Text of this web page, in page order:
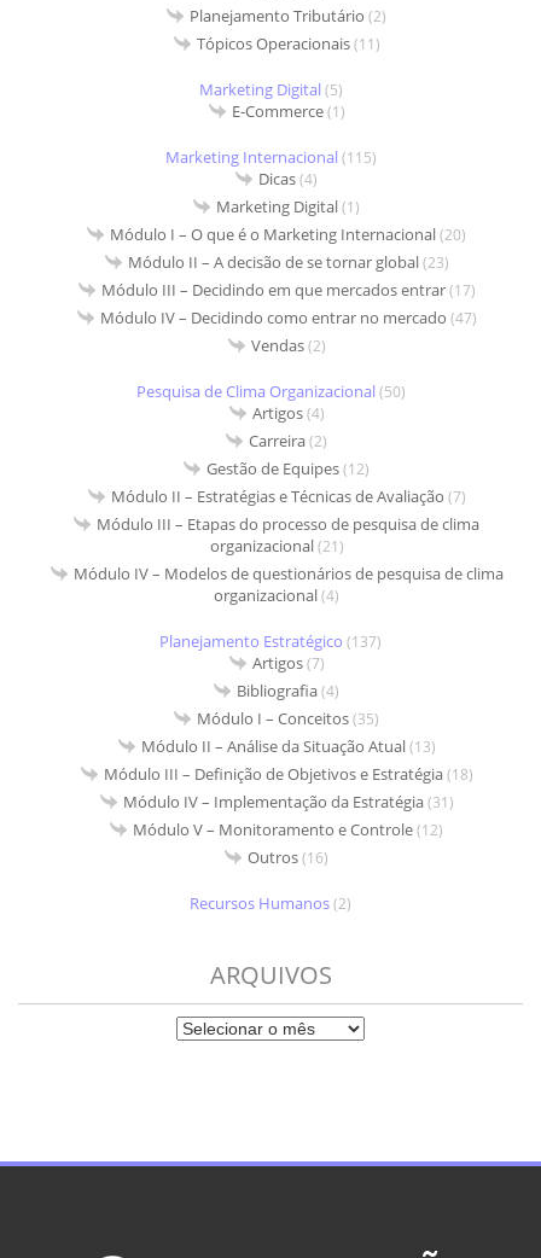
Planejamento Tributário (2)
Tópicos Operacionais(11)
Marketing Digital (5)
E-Commerce(1)
Marketing Internacional (115)
Dicas(4)
Marketing Digital(1)
Módulo I – O que é o Marketing Internacional(20)
Módulo II – A decisão de se tornar global(23)
Módulo III – Decidindo em que mercados entrar(17)
Módulo IV – Decidindo como entrar no mercado (47)
Vendas(2)
Pesquisa de Clima Organizacional (50)
Artigos(4)
Carreira(2)
Gestão de Equipes(12)
Módulo II – Estratégias e Técnicas de Avaliação (7)
Módulo III – Etapas do processo de pesquisa de clima
organizacional(21)
Módulo IV – Modelos de questionários de pesquisa de clima
organizacional(4)
Planejamento Estratégico (137)
Artigos(7)
Bibliografia(4)
Módulo I – Conceitos(35)
Módulo II – Análise da Situação Atual(13)
Módulo III – Definição de Objetivos e Estratégia(18)
Módulo IV – Implementação da Estratégia(31)
Módulo V – Monitoramento e Controle(12)
Outros(16)
Recursos Humanos(2)
ARQUIVOS